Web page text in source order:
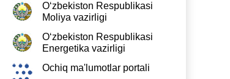
O‘zbekiston Respublikasi
Moliya vazirligi
O‘zbekiston Respublikasi
Energetika vazirligi
Ochiq ma'lumotlar portali